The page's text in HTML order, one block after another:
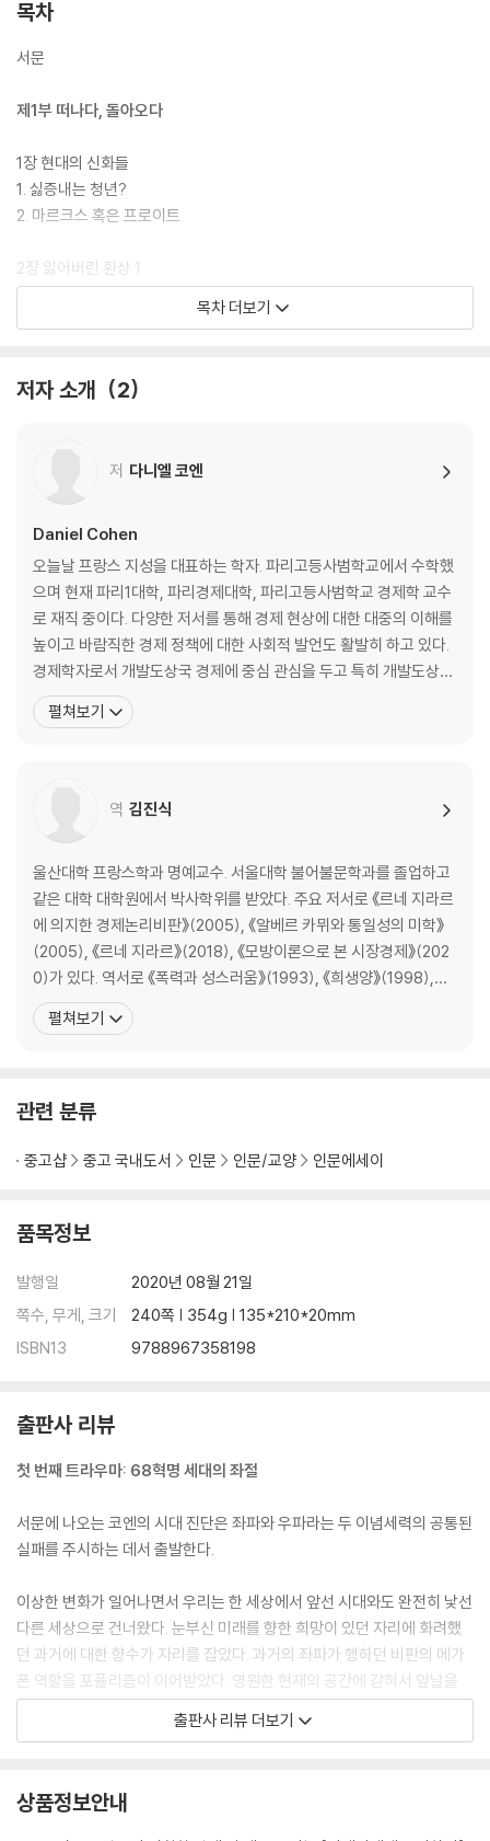
목차
서문
제1부 떠나다, 돌아오다
1장 현대의 신화들
1. 싫증내는 청년?
2. 마르크스 혹은 프로이트
2장 잃어버린 환상 1
1. 행복 추구
1. 계몽주의의 배신
제2부 타락한 시대
4장 프롤레타리아여 안녕
1. 끔찍한 해, 2016년
2. 역사는 돌고 돈다
3. 고독한 50년(잃어버린 환상 3)
5장 이주민 공포증
2. 포스트모더니즘의 폭력
6장 21세기의 큰 희망
1. 나의 로봇이 나를 사랑하게 될 날
2. 호모 디지털리스
3. 로봇과 악마
4. 가능한 두 세계
7장 아이폰 세대
1. 알고리즘 세계
결론: 딜런에서 딥 마인드까지
목차 더보기
저자 소개 2
저 다니엘 코엔
Daniel Cohen
오늘날 프랑스 지성을 대표하는 학자. 파리고등사범학교에서 수학했
으며 현재 파리1대학, 파리경제대학, 파리고등사범학교 경제학 교수
로 재직 중이다. 다양한 저서를 통해 경제 현상에 대한 대중의 이해를
높이고 바람직한 경제 정책에 대한 사회적 발언도 활발히 하고 있다.
경제학자로서 개발도상국 경제에 중심 관심을 두고 특히 개발도상국
의 부채 및 성장 문제에 관해 많은 연구를 수행해왔다. 시장방임주의
적 담론에 비판적이며 스스로를 실용적 경제학자로 규정하는 코엔은
펼쳐보기
역 김진식
울산대학 프랑스학과 명예교수. 서울대학 불어불문학과를 졸업하고
같은 대학 대학원에서 박사학위를 받았다. 주요 저서로 《르네 지라르
에 의지한 경제논리비판》(2005), 《알베르 카뮈와 통일성의 미학》
(2005), 《르네 지라르》(2018), 《모방이론으로 본 시장경제》(202
0)가 있다. 역서로 《폭력과 성스러움》(1993), 《희생양》(1998),
《알베르 카뮈: 부조리와 반항의 정신 1·2》(2000), 《나는 사탄이 번
개처럼 떨어지는 것을 본다》(2004), 《문화의 기원》(2006), 《그를
펼쳐보기
관련 분류
중고샵 중고 국내도서 인문 인문/교양 인문에세이
품목정보
발행일
2020년 08월 21일
쪽수, 무게, 크기
240쪽 | 354g | 135*210*20mm
ISBN13
9788967358198
출판사 리뷰
첫 번째 트라우마: 68혁명 세대의 좌절
서문에 나오는 코엔의 시대 진단은 좌파와 우파라는 두 이념세력의 공통된
실패를 주시하는 데서 출발한다.
이상한 변화가 일어나면서 우리는 한 세상에서 앞선 시대와도 완전히 낯선
다른 세상으로 건너왔다. 눈부신 미래를 향한 희망이 있던 자리에 화려했
던 과거에 대한 향수가 자리를 잡았다. 과거의 좌파가 행하던 비판의 메가
폰 역할을 포퓰리즘이 이어받았다. 영원한 현재의 공간에 갇혀서 앞날을
생각하기가 너무나 어렵게 된 오늘날 청년 세대의 상황이야말로 지난 반세
기 동안 쌓여온 정신적 외상의 증상이라 할 수 있다.(서문)
스 대혁명처럼 사람들의 상상력에 불을 붙였다. 당시 대학가인 라탱 구를
출판사 리뷰 더보기
상품정보안내